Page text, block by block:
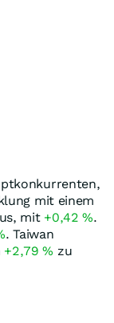
mit einem
mit +0,42%.
. Taiwan
+2,79% zu